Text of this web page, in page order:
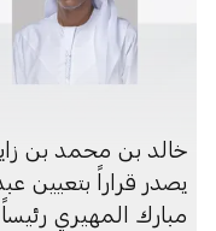
خالد بن محمد بن
يصدر قراراً بتعيين
مبارك المهيري رئيساً